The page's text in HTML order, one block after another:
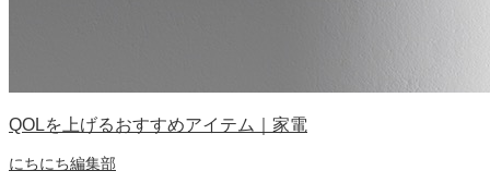
QOLを上げるおすすめアイテム｜家電
にちにち編集部